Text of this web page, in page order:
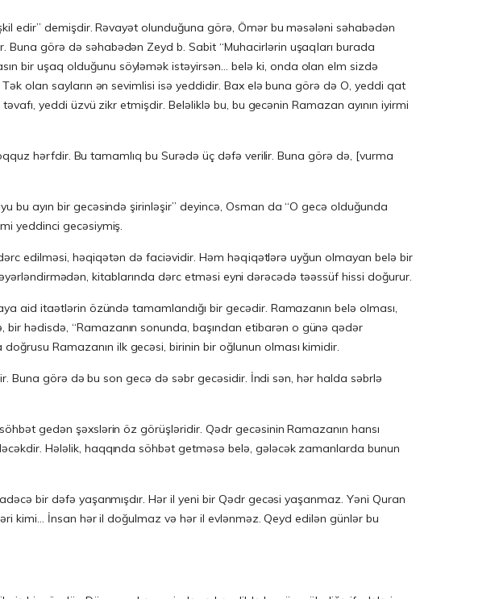
Buna görə də səhabədən Zeyd b. Sabit “Muhacirlərin uşaqları burada
bir uşaq olduğunu söyləmək istəyirsən… belə ki, onda olan elm sizdə
olan sayların ən sevimlisi isə yeddidir. Bax elə buna görə də O, yeddi qat
yeddi üzvü zikr etmişdir. Beləliklə bu, bu gecənin Ramazan ayının iyirmi
bu ayın bir gecəsində şirinləşir” deyincə, Osman da “O gecə olduğunda
yeddinci gecəsiymiş.
edilməsi, həqiqətən də faciəvidir. Həm həqiqətlərə uyğun olmayan belə bir
kitablarında dərc etməsi eyni dərəcədə təəssüf hissi doğurur.
aid itaətlərin özündə tamamlandığı bir gecədir. Ramazanın belə olması,
hədisdə, “Ramazanın sonunda, başından etibarən o günə qədər
Ramazanın ilk gecəsi, birinin bir oğlunun olması kimidir.
Buna görə də bu son gecə də səbr gecəsidir. İndi sən, hər halda səbrlə
gedən şəxslərin öz görüşləridir. Qədr gecəsinin Ramazanın hansı
Hələlik, haqqında söhbət getməsə belə, gələcək zamanlarda bunun
bir dəfə yaşanmışdır. Hər il yeni bir Qədr gecəsi yaşanmaz. Yəni Quran
kimi… İnsan hər il doğulmaz və hər il evlənməz. Qeyd edilən günlər bu